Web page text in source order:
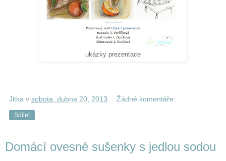
ukázky prezentace
Jitka v sobota, dubna 20, 2013 Žádné komentáře:
Sdílet
Domácí ovesné sušenky s jedlou sodou